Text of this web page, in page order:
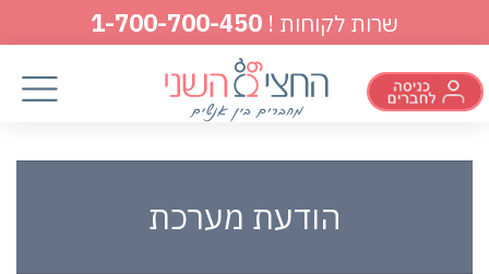
שרות לקוחות ! 1-700-700-450
הודעת מערכת